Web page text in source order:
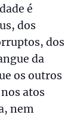
é
dos
dos
da
os outros
atos
nem